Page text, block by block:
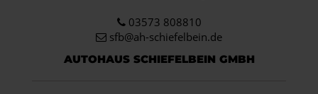
03573 808810
sfb@ah-schiefelbein.de
AUTOHAUS SCHIEFELBEIN GMBH